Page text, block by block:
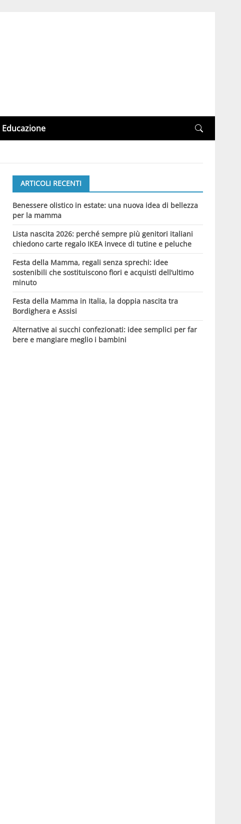
Educazione
ARTICOLI RECENTI
Benessere olistico in estate: una nuova idea di bellezza
per la mamma
Lista nascita 2026: perché sempre più genitori italiani
chiedono carte regalo IKEA invece di tutine e peluche
Festa della Mamma, regali senza sprechi: idee
sostenibili che sostituiscono fiori e acquisti dell’ultimo
minuto
Festa della Mamma in Italia, la doppia nascita tra
Bordighera e Assisi
Alternative ai succhi confezionati: idee semplici per far
bere e mangiare meglio i bambini